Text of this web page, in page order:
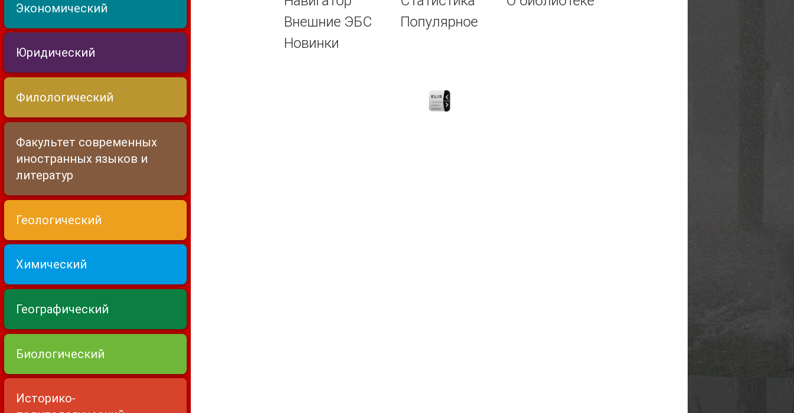
Экономический
Юридический
Филологический
Факультет современных
иностранных языков и
литератур
Геологический
Химический
Географический
Биологический
Историко-
Внешние ЭБС
Новинки
Популярное